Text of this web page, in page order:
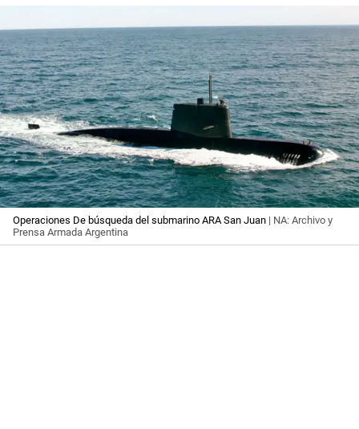
Operaciones De búsqueda del submarino ARA San Juan | NA: Archivo y
Prensa Armada Argentina